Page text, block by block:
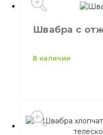
Бренд
Назначение
Швабра с
в наличии